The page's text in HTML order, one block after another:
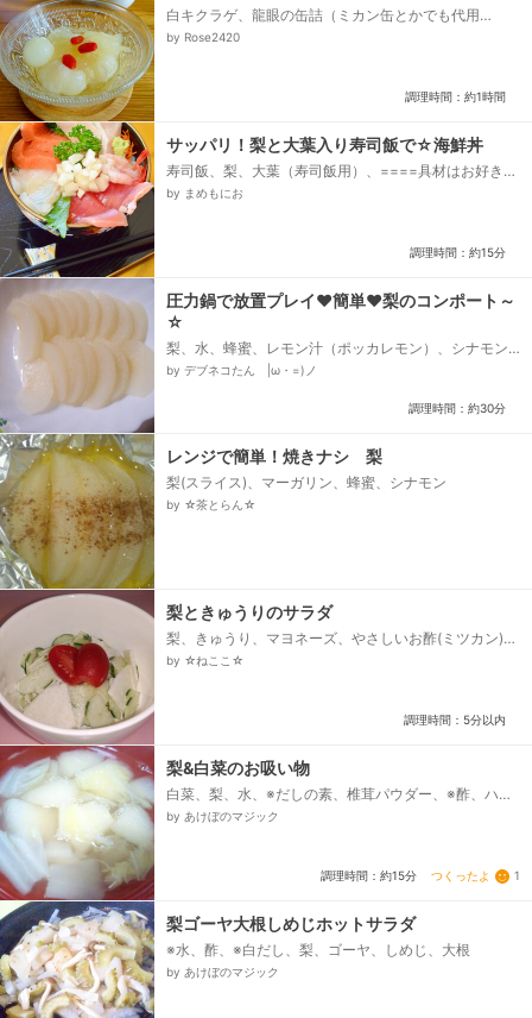
白キクラゲ、龍眼の缶詰（ミカン缶とかでも代用
可）、クコのみ、梨
by Rose2420
調理時間：約1時間
サッパリ！梨と大葉入り寿司飯で☆海鮮丼
寿司飯、梨、大葉（寿司飯用）、====具材はお好きな
魚でOK====、サーモン、まぐろ、鯛、ハマチ、甘エ
by まめもにお
調理時間：約15分
圧力鍋で放置プレイ❤簡単❤梨のコンポート～
☆
梨、水、蜂蜜、レモン汁（ポッカレモン）、シナモン
（お好みで）
by デブネコたん |ω・=)ノ
調理時間：約30分
レンジで簡単！焼きナシ 梨
梨(スライス)、マーガリン、蜂蜜、シナモン
by ☆茶とらん☆
梨ときゅうりのサラダ
梨、きゅうり、マヨネーズ、やさしいお酢(ミツカン)、
黒コショウ、ミニトマト
by ☆ねここ☆
調理時間：5分以内
梨&白菜のお吸い物
白菜、梨、水、※だしの素、椎茸パウダー、※酢、ハー
ブソルト
by あけぼのマジック
調理時間：約15分 つくったよ 1
梨ゴーヤ大根しめじホットサラダ
※水、酢、※白だし、梨、ゴーヤ、しめじ、大根
by あけぼのマジック